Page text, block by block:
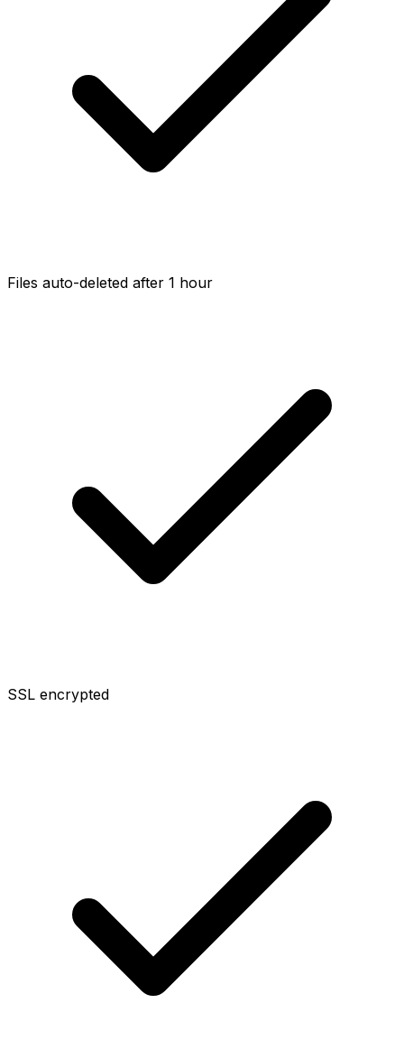
Files auto-deleted after 1 hour
SSL encrypted